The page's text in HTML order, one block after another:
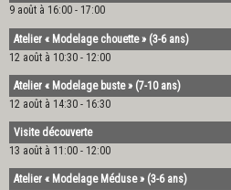
9 août à 16:00 - 17:00
Atelier « Modelage chouette » (3-6 ans)
12 août à 10:30 - 12:00
Atelier « Modelage buste » (7-10 ans)
12 août à 14:30 - 16:30
Visite découverte
13 août à 11:00 - 12:00
Atelier « Modelage Méduse » (3-6 ans)